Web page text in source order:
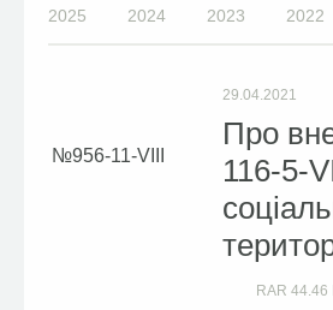
2025 2024 2023 2022
956-11-VIII
29.04.2021
Про
116-5-
RAR 44.46